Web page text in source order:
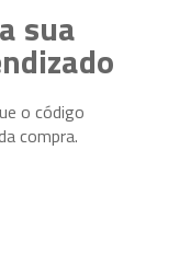
sua
o código
compra.